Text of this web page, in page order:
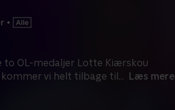
•
to OL-medaljer Lotte Kiærskou
kommer vi helt tilbage til... Læs mere